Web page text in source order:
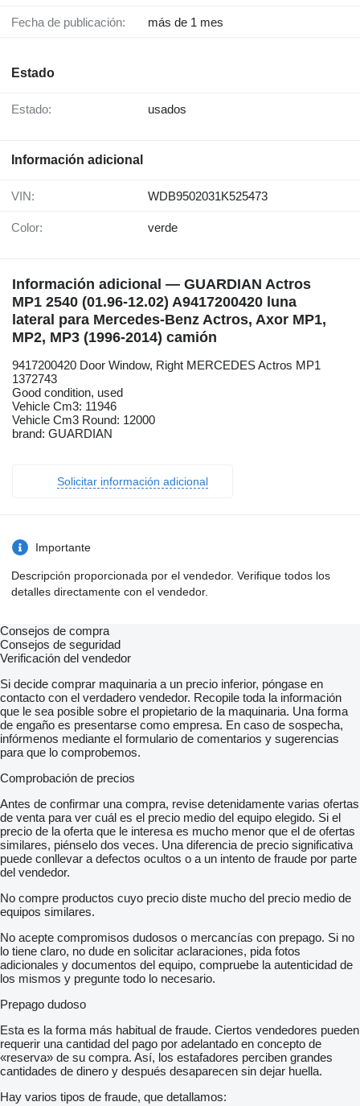
Fecha de publicación: más de 1 mes
Estado
Estado: usados
Información adicional
VIN: WDB9502031K525473
Color: verde
Información adicional — GUARDIAN Actros
MP1 2540 (01.96-12.02) A9417200420 luna
lateral para Mercedes-Benz Actros, Axor MP1,
MP2, MP3 (1996-2014) camión
9417200420 Door Window, Right MERCEDES Actros MP1
1372743
Good condition, used
Vehicle Cm3: 11946
Vehicle Cm3 Round: 12000
brand: GUARDIAN
Solicitar información adicional
Importante
Descripción proporcionada por el vendedor. Verifique todos los
detalles directamente con el vendedor.
Consejos de compra
Consejos de seguridad
Verificación del vendedor
Si decide comprar maquinaria a un precio inferior, póngase en
contacto con el verdadero vendedor. Recopile toda la información
que le sea posible sobre el propietario de la maquinaria. Una forma
de engaño es presentarse como empresa. En caso de sospecha,
infórmenos mediante el formulario de comentarios y sugerencias
para que lo comprobemos.
Comprobación de precios
Antes de confirmar una compra, revise detenidamente varias ofertas
de venta para ver cuál es el precio medio del equipo elegido. Si el
precio de la oferta que le interesa es mucho menor que el de ofertas
similares, piénselo dos veces. Una diferencia de precio significativa
puede conllevar a defectos ocultos o a un intento de fraude por parte
del vendedor.
No compre productos cuyo precio diste mucho del precio medio de
equipos similares.
No acepte compromisos dudosos o mercancías con prepago. Si no
lo tiene claro, no dude en solicitar aclaraciones, pida fotos
adicionales y documentos del equipo, compruebe la autenticidad de
los mismos y pregunte todo lo necesario.
Prepago dudoso
Esta es la forma más habitual de fraude. Ciertos vendedores pueden
requerir una cantidad del pago por adelantado en concepto de
«reserva» de su compra. Así, los estafadores perciben grandes
cantidades de dinero y después desaparecen sin dejar huella.
Hay varios tipos de fraude, que detallamos: